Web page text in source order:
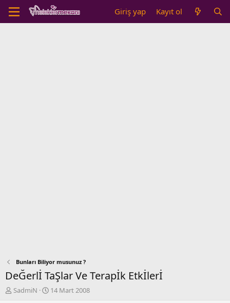
Giriş yap Kayıt ol
Bunları Biliyor musunuz ?
DeĞerlİ TaŞlar Ve Terapİk Etkİlerİ
K
SadmiN
B14 Mart 2008